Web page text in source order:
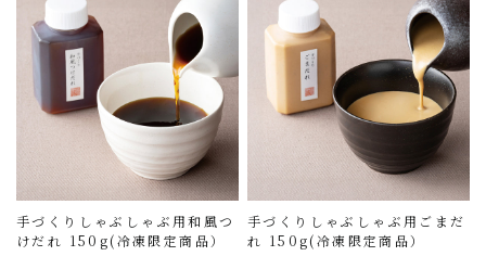
手づくりしゃぶしゃぶ用和風つ
けだれ 150g(冷凍限定商品）
手づくりしゃぶしゃぶ用ごまだ
れ 150g(冷凍限定商品）